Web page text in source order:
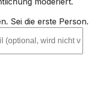
Sei die erste Person.